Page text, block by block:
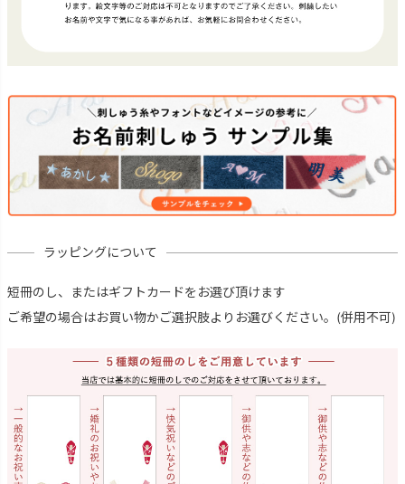
ラッピングについて
短冊のし、またはギフトカードをお選び頂けます
ご希望の場合はお買い物かご選択肢よりお選びください。(併用不可)